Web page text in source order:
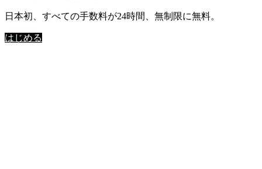
日本初、すべての手数料が24時間、無制限に無料。
はじめる